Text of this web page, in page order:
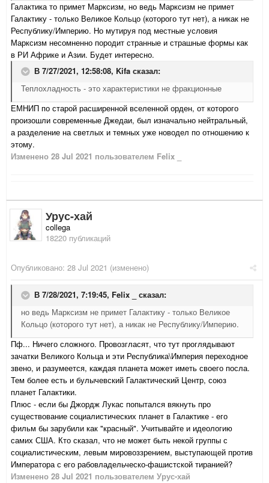
Галактика то примет Марксизм, но ведь Марксизм не примет
Галактику - только Великое Кольцо (которого тут нет), а никак не
Республику/Империю. Но мутируя под местные условия
Марксизм несомненно породит странные и страшные формы как
в РИ Африке и Азии. Будет интересно.
В 7/27/2021, 12:58:08, Kifa сказал:
Теплохладность - это характеристики не фракционные
ЕМНИП по старой расширенной вселенной орден, от которого
произошли современные Джедаи, был изначально нейтральный,
а разделение на светлых и темных уже новодел по отношению к
этому.
Изменено 28 Jul 2021 пользователем Felix _
Урус-хай
collega
18220 публикаций
Опубликовано: 28 Jul 2021 (изменено)
В 7/28/2021, 7:19:45, Felix _
сказал:
но ведь Марксизм не примет Галактику - только Великое
Кольцо (которого тут нет), а никак не Республику/Империю.
Пф... Ничего сложного. Провозгласят, что тут проглядывают
зачатки Великого Кольца и эти Республика\Империя переходное
звено, и разумеется, каждая планета может иметь своего посла.
Тем более есть и булычевский Галактический Центр, союз
планет Галактики.
Плюс - если бы Джордж Лукас попытался вякнуть про
существование социалистических планет в Галактике - его
фильм бы зарубили как "красный". Учитывайте и идеологию
самих США. Кто сказал, что не может быть некой группы с
социалистическим, левым мировоззрением, выступающей против
Императора с его рабовладельческо-фашистской тиранией?
Изменено 28 Jul 2021 пользователем Урус-хай